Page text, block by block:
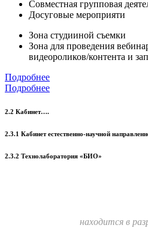
Совместная групповая
Досуговые мероприяти
Зона студииной съемки
Зона для проведения
видеороликов/контента и
Подробнее
Подробнее
2.2 Кабинет….
2.3.1 Кабинет естественно-научной
2.3.2 Технолаборатория «БИО»
находится в